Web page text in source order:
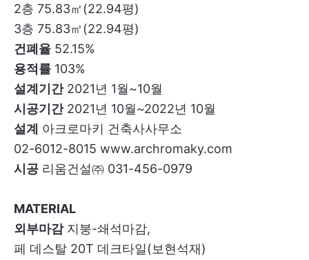
2층 75.83㎡(22.94평)
3층 75.83㎡(22.94평)
건폐율 52.15%
용적률 103%
설계기간2021년 1월~10월
시공기간2021년 10월~2022년 10월
설계 아크로마키 건축사사무소
02-6012-8015 www.archromaky.com
시공 리움건설㈜ 031-456-0979
MATERIAL
외부마감지붕-쇄석마감,
페 데스탈 20T 데크타일(보현석재)